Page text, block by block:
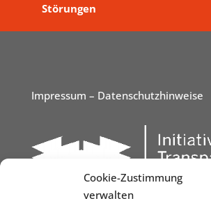
Cookie-Zustimmung
verwalten
Störungen
Impressum – Datenschutzhinweise